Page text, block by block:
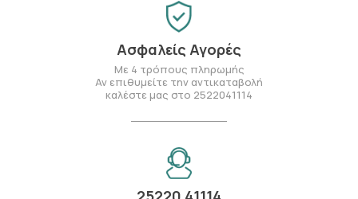
Ασφαλείς Αγορές
Με 4 τρόπους πληρωμής
Αν επιθυμείτε την αντικαταβολή
καλέστε μας στο 2522041114